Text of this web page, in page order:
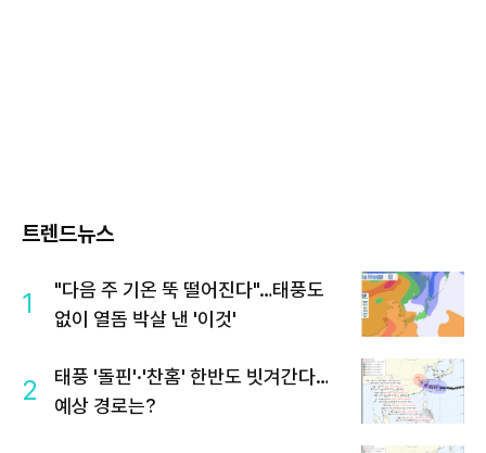
트렌드뉴스
1
"다음 주 기온 뚝 떨어진다"…태풍도
없이 열돔 박살 낸 '이것'
2
태풍 '돌핀'·'찬홈' 한반도 빗겨간다…
예상 경로는?